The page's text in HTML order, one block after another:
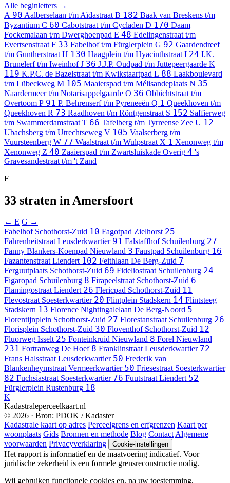
Alle beginletters →
A 90 Aalberselaan t/m Aïdastraat B 182 Baak van Breskens t/m
Byzantium C 60 Cabotstraat t/m Cycladen D 170 Daam
Fockemalaan t/m Dwerghoenpad E 48 Edelingenstraat t/m
Evertsenstraat F 33 Fabelhof t/m Fürglerplein G 92 Gaardendreef
t/m Guntherstraat H 130 Haagplein t/m Hyacinthstraat I 24 I.K.
Brunelerf t/m IweinhofJ 36 J.J.P. Oudpad t/m Juttepeergaarde K
119 K.P.C. de Bazelstraat t/m Kwikstaartpad L 88 Laakboulevard
t/m Lübeckweg M 105 Maaierspad t/m Mélisandeplaats N 35
Naardermeer t/m Notarisappelgaarde O 36 Obbichtstraat t/m
Overtoom P 91 P. Behrenserf t/m Pyreneeën Q 1 Queekhoven t/m
Queekhoven R 73 Raadhoven t/m Röntgenstraat S 152 Saffierweg
t/m Swammerdamstraat T 66 Tafelberg t/m Tyrreense Zee U 12
Ubachsberg t/m Utrechtseweg V 105 Vaalserberg t/m
Vuursteenberg W 77 Waalstraat t/m Wulpstraat X 1 Xenonweg t/m
Xenonweg Z 40 Zaaierspad t/m Zwartsluiskade Overig 4 's
Gravesandestraat t/m 't Zand
F
33 straten in Amersfoort
← E G →
Fabelhof Schothorst-Zuid 10 Fagotpad Zielhorst 25
Fahrenheitstraat Leusderkwartier 91 Falstaffhof Schuilenburg 27
Fanny Blankers-Koenpad Nieuwland 3 Faustpad Schuilenburg 16
Fazantenstraat Liendert 102 Feithlaan De Berg-Zuid 7
Ferguutplaats Schothorst-Zuid 69 Fideliostraat Schuilenburg 24
Figaropad Schuilenburg 8 Firapeelstraat Schothorst-Zuid 6
Flamingostraat Liendert 26 Flericpad Schothorst-Zuid 11
Flevostraat Soesterkwartier 20 Flintplein Stadskern 14 Flintsteeg
Stadskern 13 Florence Nightingalelaan De Berg-Noord 5
Florentijnplein Schothorst-Zuid 27 Florestanstraat Schuilenburg 26
Florisplein Schothorst-Zuid 30 Floventhof Schothorst-Zuid 12
Fluorweg Isselt 25 Fonteinkruid Nieuwland 8 Forel Nieuwland
231 Fortranweg De Hoef 8 Franklinstraat Leusderkwartier 72
Frans Halsstraat Leusderkwartier 50 Frederik van
Blankenheymstraat Vermeerkwartier 50 Friesestraat Soesterkwartier
82 Fuchsiastraat Soesterkwartier 76 Fuutstraat Liendert 52
Fürglerplein Rustenburg 18
K
Kadastraleperceelkaart.nl
© 2026 · Bron: PDOK / Kadaster
Kadastrale kaart op adres Perceelgrens en erfgrenzen Kaart per
woonplaats Gids Bronnen en methode Blog ContactAlgemene
voorwaarden Privacyverklaring Cookie-instellingen
Het rapport is informatief en de maatvoering indicatief. Voor
juridische zekerheid is een formele grensreconstructie nodig.
Wij gebruiken functionele cookies en, na uw toestemming,